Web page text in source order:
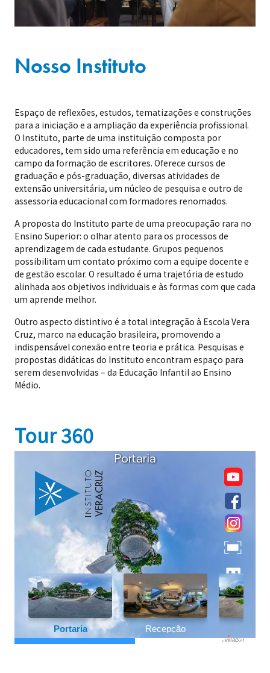
Nosso Instituto
Espaço de reflexões, estudos, tematizações e construções
para a iniciação e a ampliação da experiência profissional.
O Instituto, parte de uma instituição composta por
educadores, tem sido uma referência em educação e no
campo da formação de escritores. Oferece cursos de
graduação e pós-graduação, diversas atividades de
extensão universitária, um núcleo de pesquisa e outro de
assessoria educacional com formadores renomados.
A proposta do Instituto parte de uma preocupação rara no
Ensino Superior: o olhar atento para os processos de
aprendizagem de cada estudante. Grupos pequenos
possibilitam um contato próximo com a equipe docente e
de gestão escolar. O resultado é uma trajetória de estudo
alinhada aos objetivos individuais e às formas com que cada
um aprende melhor.
Outro aspecto distintivo é a total integração à Escola Vera
Cruz, marco na educação brasileira, promovendo a
indispensável conexão entre teoria e prática. Pesquisas e
propostas didáticas do Instituto encontram espaço para
serem desenvolvidas – da Educação Infantil ao Ensino
Médio.
Tour 360